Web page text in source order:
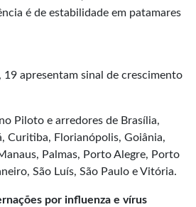
é de estabilidade em patamares
19 apresentam sinal de crescimento
Piloto e arredores de Brasília,
Curitiba, Florianópolis, Goiânia,
Palmas, Porto Alegre, Porto
São Luís, São Paulo e Vitória.
por influenza e vírus